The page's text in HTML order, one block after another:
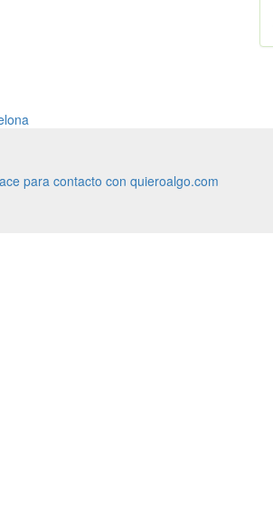
para contacto con quieroalgo.com